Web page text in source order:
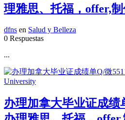
理雅思、托福，offer,
dfns en Salud y Belleza
0 Respuestas
...
办理加拿大毕业证成绩